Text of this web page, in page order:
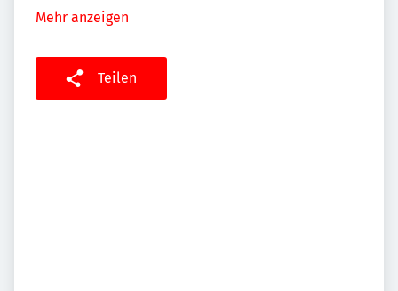
Mehr anzeigen
Teilen